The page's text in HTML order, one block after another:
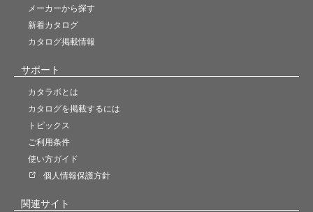
メーカーから探す
新着カタログ
カタログ掲載情報
サポート
カタラボとは
カタログを掲載するには
トピックス
ご利用条件
使い方ガイド
個人情報保護方針
関連サイト